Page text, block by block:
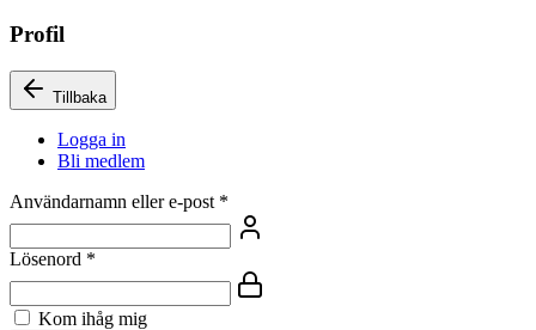
Profil
Tillbaka
Logga in
Bli medlem
Användarnamn eller e-post *
Lösenord *
Kom ihåg mig